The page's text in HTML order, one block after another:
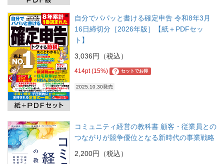
自分でパパッと書ける確定申告 令和8年3月
16日締切分［2026年版］【紙＋PDFセッ
ト】
3,036円（税込）
414pt (15%) ? セットでお得
2025.10.30発売
コミュニティ経営の教科書 顧客・従業員との
つながりが競争優位となる新時代の事業戦略
2,200円（税込）